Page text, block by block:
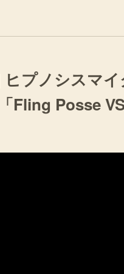
ヒプノシスマ
Fling Posse